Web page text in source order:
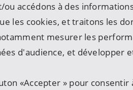
ou accédons à des
les cookies, et traitons les
mesurer les
d'audience, et développer
«Accepter » pour consentir